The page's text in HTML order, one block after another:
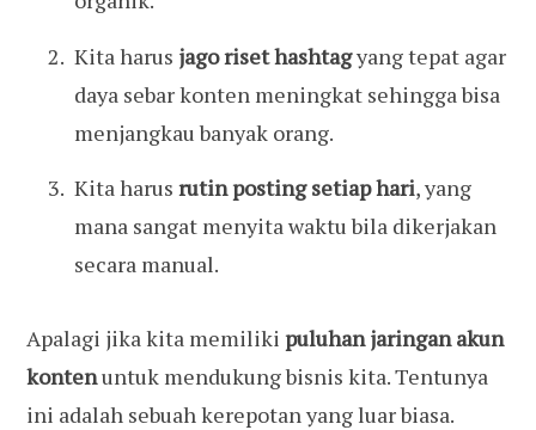
Kita harus jago riset hashtagyang tepat agar
daya sebar konten meningkat sehingga bisa
menjangkau banyak orang.
Kita harus rutin posting setiap hari, yang
mana sangat menyita waktu bila dikerjakan
secara manual.
Apalagi jika kita memiliki puluhan jaringan akun
kontenuntuk mendukung bisnis kita. Tentunya
ini adalah sebuah kerepotan yang luar biasa.